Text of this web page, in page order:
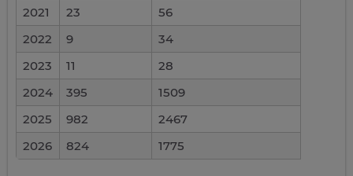
2021
23
56
2022
9
34
2023
11
28
2024
395
1509
2025
982
2467
2026
824 1775